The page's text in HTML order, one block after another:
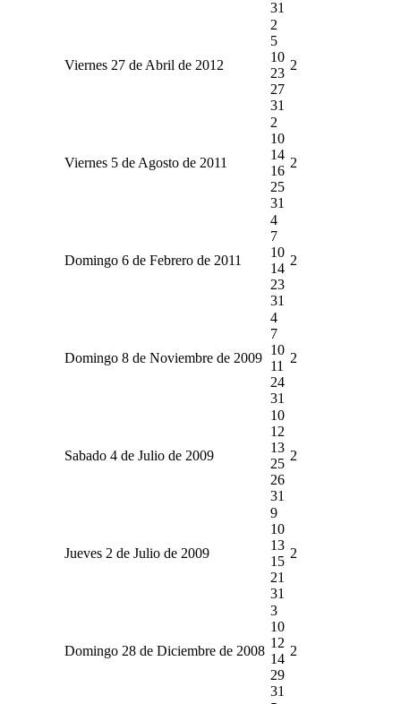
31
Viernes 27 de Abril de 2012
2
5
10
23
27
31
2
Viernes 5 de Agosto de 2011
2
10
14
16
25
31
2
Domingo 6 de Febrero de 2011
4
7
10
14
23
31
2
Domingo 8 de Noviembre de 2009
4
7
10
11
24
31
2
Sabado 4 de Julio de 2009
10
12
13
25
26
31
2
Jueves 2 de Julio de 2009
9
10
13
15
21
31
2
Domingo 28 de Diciembre de 2008
3
10
12
14
29
31
2